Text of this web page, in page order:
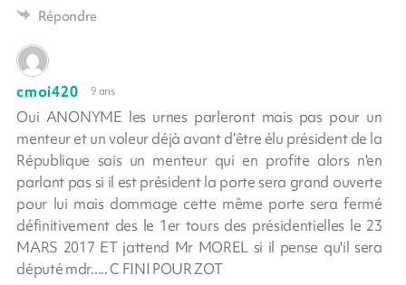
Répondre
cmoi420 9 ans
Oui ANONYME les urnes parleront mais pas pour un
menteur et un voleur déjà avant d’être élu président de la
République sais un menteur qui en profite alors n'en
parlant pas si il est président la porte sera grand ouverte
pour lui mais dommage cette même porte sera fermé
définitivement des le 1er tours des présidentielles le 23
MARS 2017 ET jattend Mr MOREL si il pense qu'il sera
député mdr..... C FINI POUR ZOT